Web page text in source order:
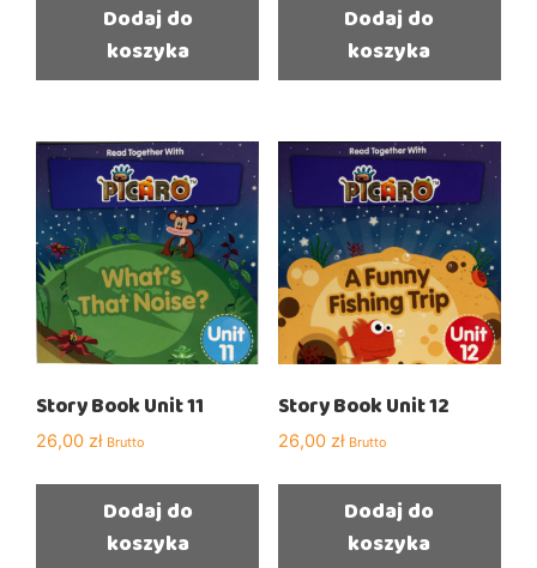
Dodaj do
koszyka
Dodaj do
koszyka
Story Book Unit 11
26,00 zł Brutto
Dodaj do
koszyka
Story Book Unit 12
26,00 zł Brutto
Dodaj do
koszyka